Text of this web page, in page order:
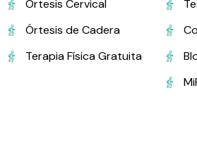
Órtesis Cervical
Órtesis de Cadera
Terapia Física Gratuita